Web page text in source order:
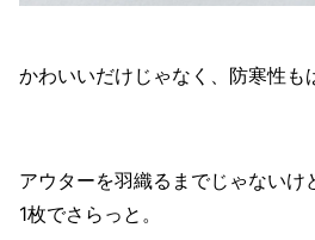
かわいいだけじゃなく、防寒性も
アウターを羽織るまでじゃないけ
1枚でさらっと。